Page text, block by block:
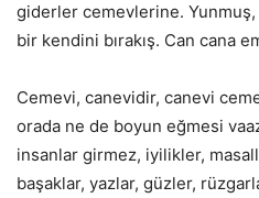
giderler cemevlerine. Yunmuş,
bir kendini bırakış. Can cana
Cemevi, canevidir, canevi
orada ne de boyun eğmesi
insanlar girmez, iyilikler,
başaklar, yazlar, güzler,